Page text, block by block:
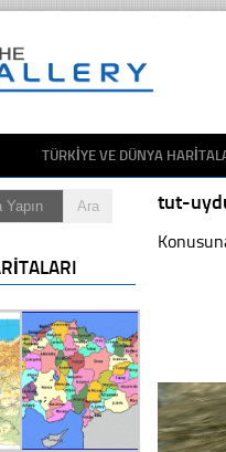
TÜRKIYE VE DÜNYA
tut-